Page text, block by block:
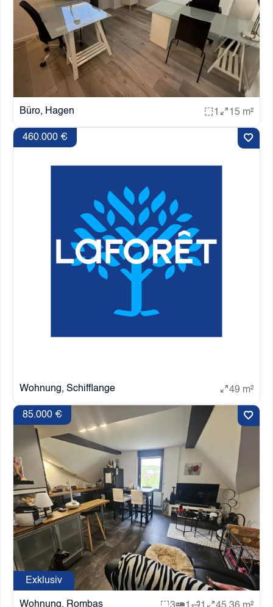
Büro, Hagen 1 15 m²
Wohnung, Schifflange
460.000 €
49 m²
Exklusiv
Wohnung, Rombas
85.000 €